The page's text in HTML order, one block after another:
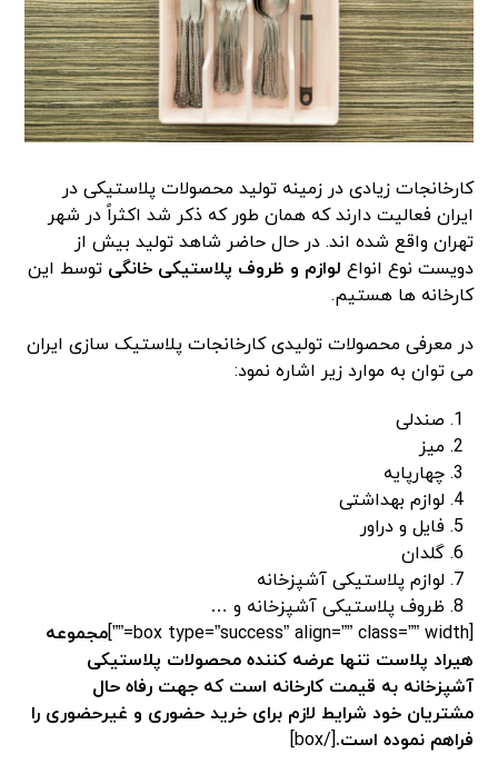
کارخانجات زیادی در زمینه تولید محصولات پلاستیکی در
ایران فعالیت دارند که همان طور که ذکر شد اکثراً در شهر
تهران واقع شده اند. در حال حاضر شاهد تولید بیش از
دویست نوع انواع لوازم و ظروف پلاستیکی خانگی توسط این
کارخانه ها هستیم.
در معرفی محصولات تولیدی کارخانجات پلاستیک سازی ایران
می توان به موارد زیر اشاره نمود:
صندلی
میز
چهارپایه
لوازم بهداشتی
فایل و دراور
گلدان
لوازم پلاستیکی آشپزخانه
ظروف پلاستیکی آشپزخانه و …
[box type=”success” align=”” class=”” width=””]
مجموعه
هیراد پلاست تنها عرضه کننده محصولات پلاستیکی
آشپزخانه به قیمت کارخانه است که جهت رفاه حال
مشتریان خود شرایط لازم برای خرید حضوری و غیرحضوری را
فراهم نموده است.[/box]